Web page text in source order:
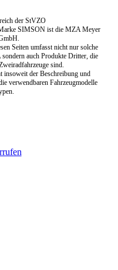
der StVZO
SIMSON ist die MZA Meyer
Seiten umfasst nicht nur solche
auch Produkte Dritter, die
sind.
der Beschreibung und
verwendbaren Fahrzeugmodelle